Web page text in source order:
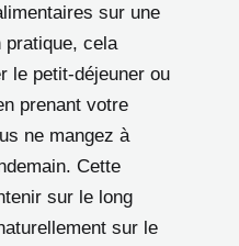
sur une
pratique, cela
le petit-déjeuner ou
prenant votre
ne mangez à
Cette
sur le long
sur le